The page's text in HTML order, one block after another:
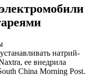
натрий-
ее внедрила
China Morning Post.